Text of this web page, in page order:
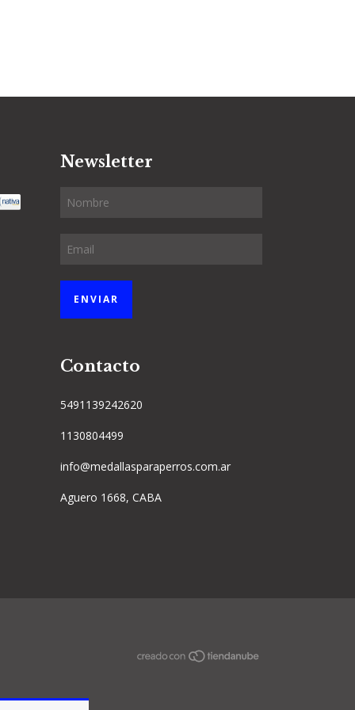
Newsletter
Contacto
5491139242620
1130804499
info@medallasparaperros.com.ar
Aguero 1668, CABA